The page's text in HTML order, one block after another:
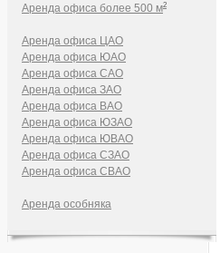
Аренда офиса более 500 м2
Аренда офиса ЦАО
Аренда офиса ЮАО
Аренда офиса САО
Аренда офиса ЗАО
Аренда офиса ВАО
Аренда офиса ЮЗАО
Аренда офиса ЮВАО
Аренда офиса СЗАО
Аренда офиса СВАО
Аренда особняка